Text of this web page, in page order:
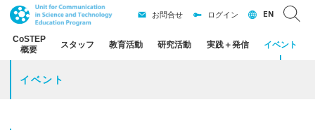
CoSTEP
概要
スタッフ 教育活動 研究活動 実践＋発信 イベント
お問合せ ログイン EN
イベント